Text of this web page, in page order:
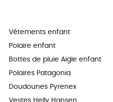
Vêtements enfant
Polaire enfant
Bottes de pluie Aigle enfant
Polaires Patagonia
Doudounes Pyrenex
Vestes Helly Hansen